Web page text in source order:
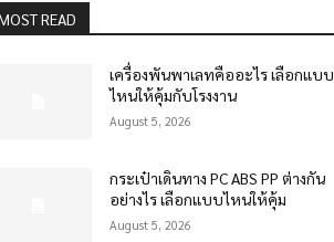
READ
เครื่องพันพาเลทคืออะไร เลือกแบบ
ไหนให้คุ้มกับโรงงาน
August 5, 2026
กระเป๋าเดินทาง PC ABS PP ต่างกัน
อย่างไร เลือกแบบไหนให้คุ้ม
August 5, 2026